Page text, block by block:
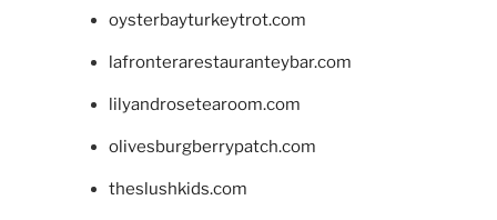
oysterbayturkeytrot.com
lafronterarestauranteybar.com
lilyandrosetearoom.com
olivesburgberrypatch.com
theslushkids.com